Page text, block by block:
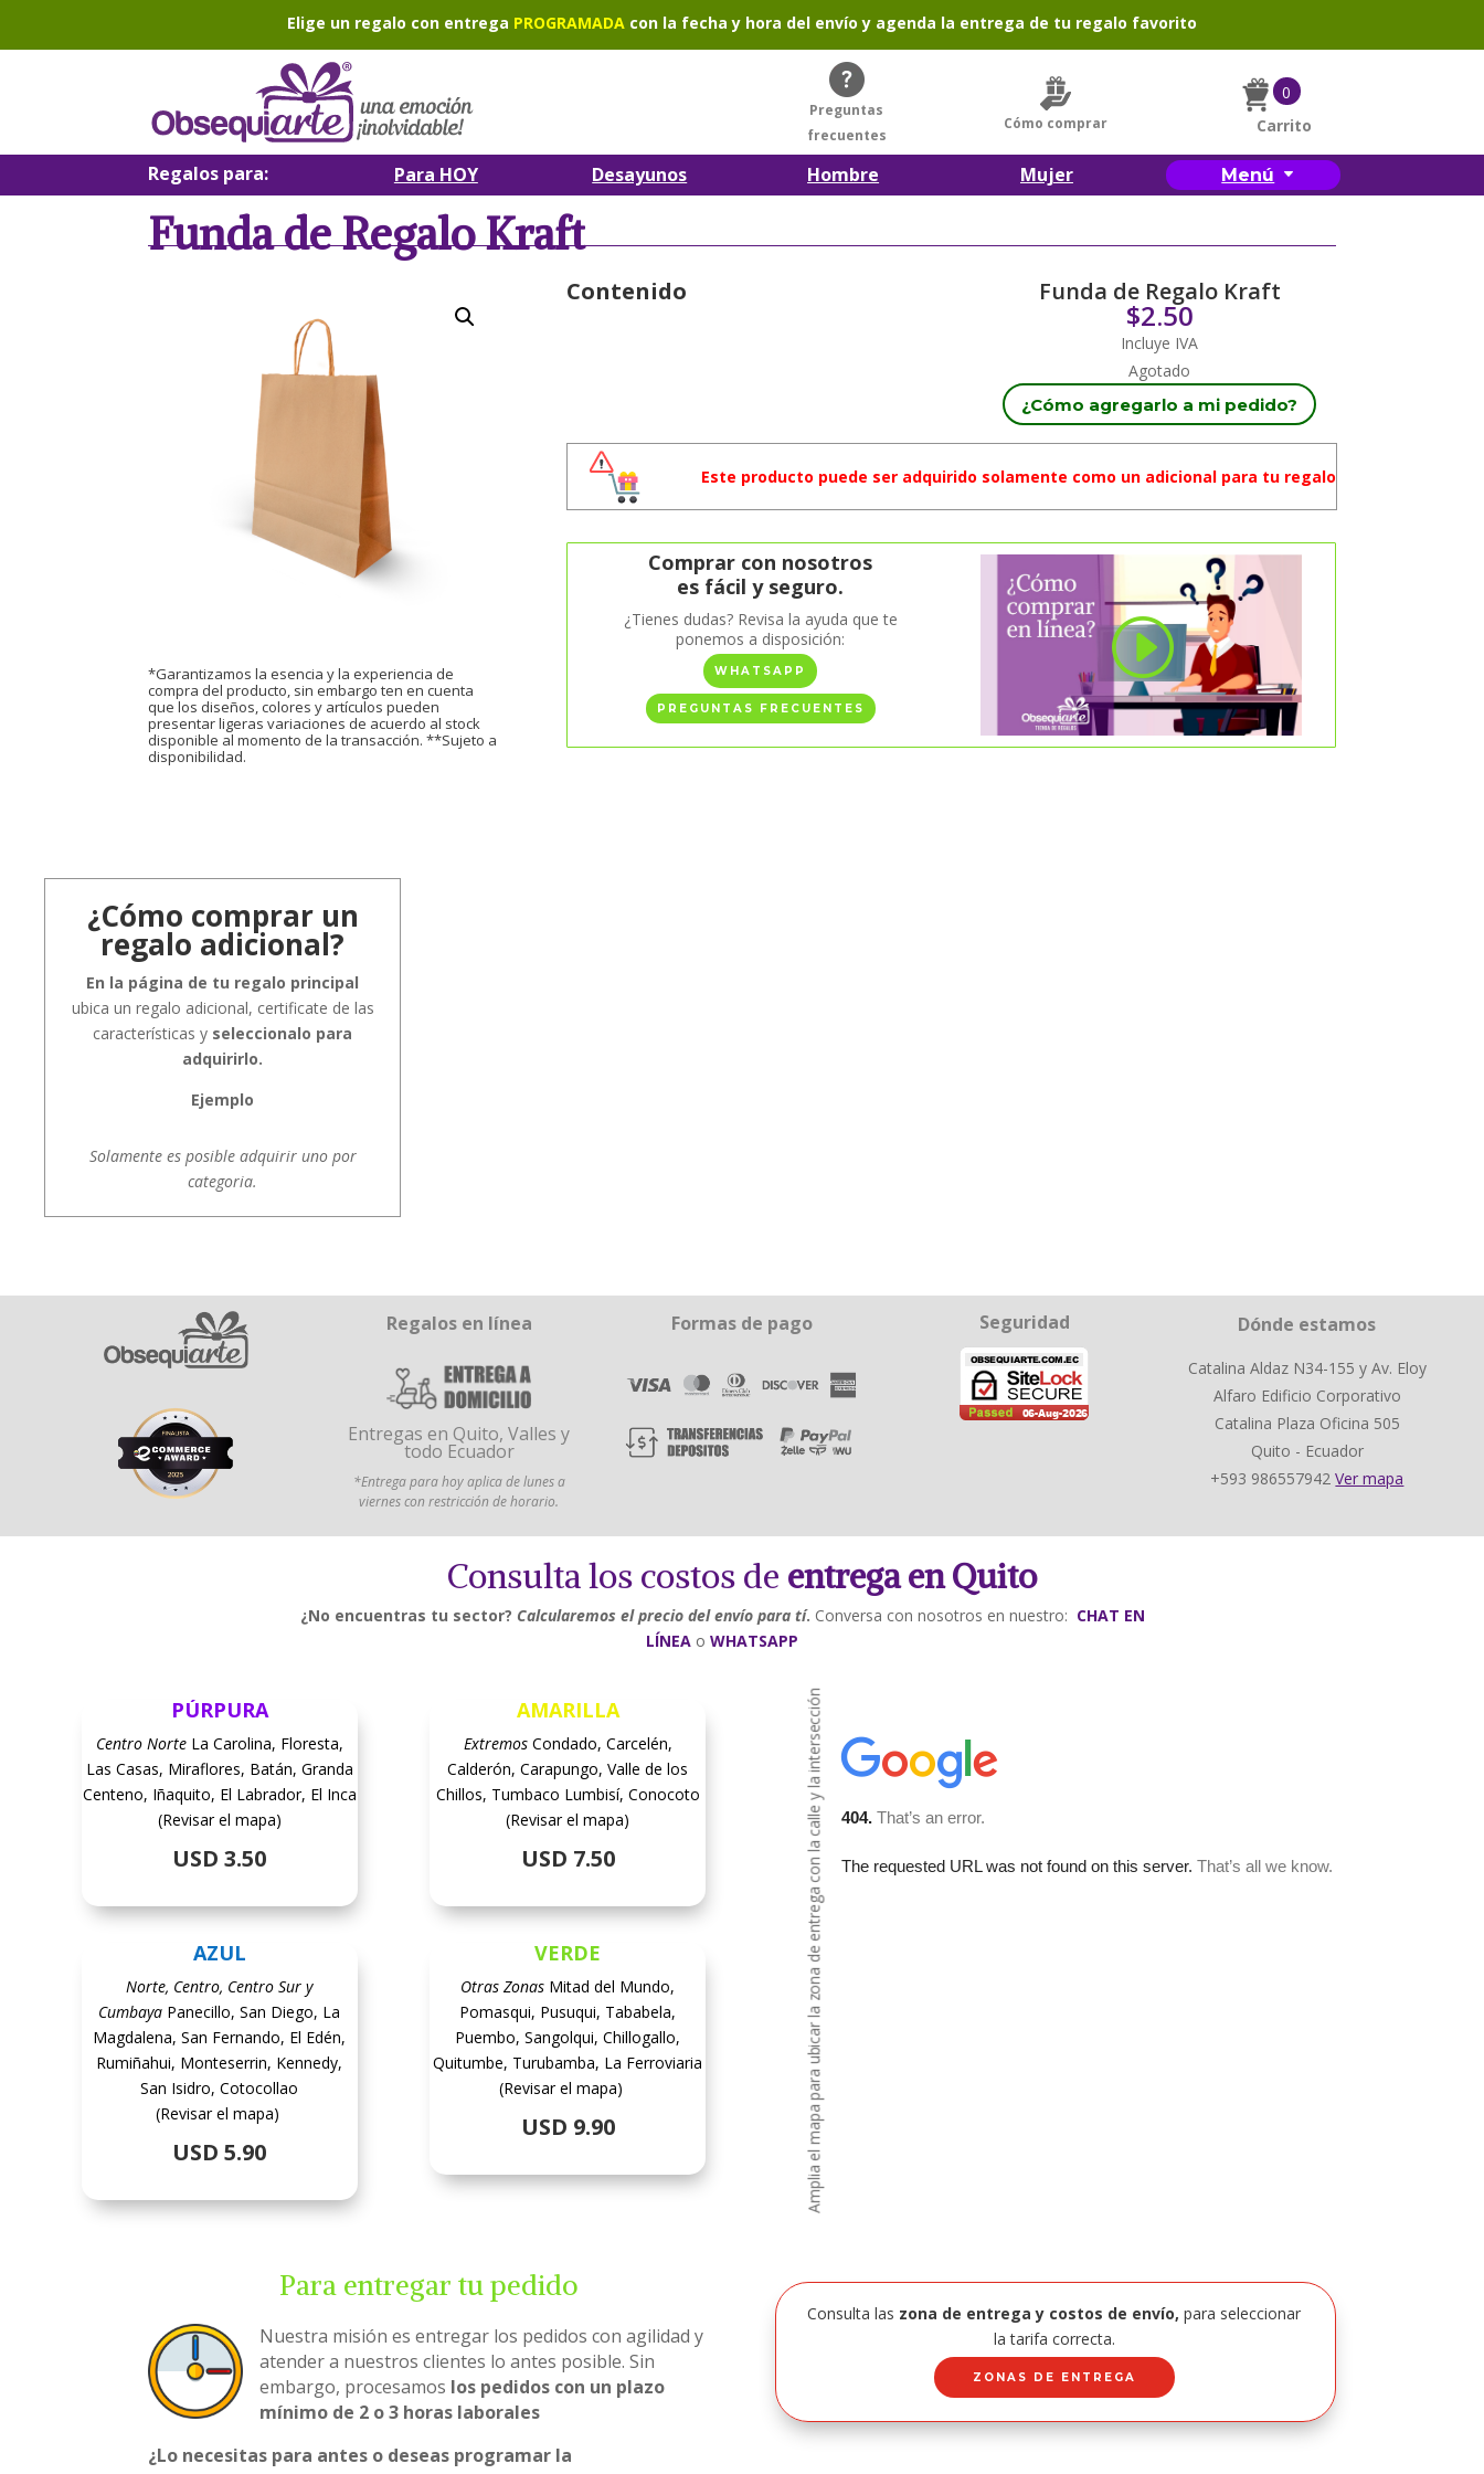
Elige un regalo con entrega PROGRAMADA con la fecha y hora del envío y agenda la entrega de tu regalo favorito
Preguntas
frecuentes
Cómo comprar
0
Carrito
Regalos para: Para HOY Desayunos Hombre Mujer Menú
Funda de Regalo Kraft
*Garantizamos la esencia y la experiencia de
compra del producto, sin embargo ten en cuenta
que los diseños, colores y artículos pueden
presentar ligeras variaciones de acuerdo al stock
disponible al momento de la transacción. **Sujeto a
disponibilidad.
Contenido Funda de Regalo Kraft
$2.50
Incluye IVA
Agotado
¿Cómo agregarlo a mi pedido?
Este producto puede ser adquirido solamente como un adicional para tu regalo
Comprar con nosotros
es fácil y seguro.
¿Tienes dudas? Revisa la ayuda que te
ponemos a disposición:
WHATSAPP
PREGUNTAS FRECUENTES
¿Cómo comprar un
regalo adicional?
En la página de tu regalo principal
ubica un regalo adicional, certificate de las
características y seleccionalo para
adquirirlo.
Ejemplo
Solamente es posible adquirir uno por
categoria.
Regalos en línea
Entregas en Quito, Valles y
todo Ecuador
*Entrega para hoy aplica de lunes a
viernes con restricción de horario.
Formas de pago Seguridad Dónde estamos
Catalina Aldaz N34-155 y Av. Eloy
Alfaro Edificio Corporativo
Catalina Plaza Oficina 505
Quito - Ecuador
+593 986557942Ver mapa
Consulta los costos de entrega en Quito
¿No encuentras tu sector? Calcularemos el precio del envío para tí. Conversa con nosotros en nuestro: CHAT EN
LÍNEA o WHATSAPP
PÚRPURA
Centro Norte La Carolina, Floresta,
Las Casas, Miraflores, Batán, Granda
Centeno, Iñaquito, El Labrador, El Inca
(Revisar el mapa)
USD 3.50
AZUL
Norte, Centro, Centro Sur y
Cumbaya Panecillo, San Diego, La
Magdalena, San Fernando, El Edén,
Rumiñahui, Monteserrin, Kennedy,
San Isidro, Cotocollao
(Revisar el mapa)
USD 5.90
AMARILLA
ExtremosCondado, Carcelén,
Calderón, Carapungo, Valle de los
Chillos, Tumbaco Lumbisí, Conocoto
(Revisar el mapa)
USD 7.50
VERDE
Otras Zonas Mitad del Mundo,
Pomasqui, Pusuqui, Tababela,
Puembo, Sangolqui, Chillogallo,
Quitumbe, Turubamba, La Ferroviaria
(Revisar el mapa)
USD 9.90 Amplia el mapa para ubicar la zona de entrega con la calle y la intersección
Para entregar tu pedido
Nuestra misión es entregar los pedidos con agilidad y
atender a nuestros clientes lo antes posible. Sin
embargo, procesamos los pedidos con un plazo
mínimo de 2 o 3 horas laborales
¿Lo necesitas para antes o deseas programar la
Consulta las zona de entrega y costos de envío,para seleccionar
la tarifa correcta.
ZONAS DE ENTREGA